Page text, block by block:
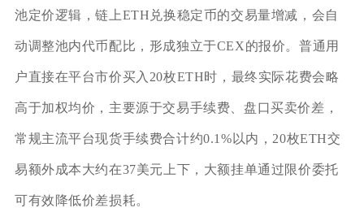
池定价逻辑，链上ETH兑换稳定币的交易量增减，会自
动调整池内代币配比，形成独立于CEX的报价。普通用
户直接在平台市价买入20枚ETH时，最终实际花费会略
高于加权均价，主要源于交易手续费、盘口买卖价差，
常规主流平台现货手续费合计约0.1%以内，20枚ETH交
易额外成本大约在37美元上下，大额挂单通过限价委托
可有效降低价差损耗。